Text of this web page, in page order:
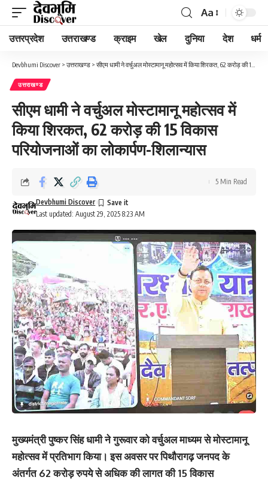
Font
Resizer
Aa
उत्तरप्रदेश उत्तराखण्ड क्राइम खेल दुनिया देश धर्म
Devbhumi Discover > उत्तराखण्ड > सीएम धामी ने वर्चुअल मोस्टामानू महोत्सव में किया शिरकत, 62 करोड़ की 15 विकास परियोजनाओं का लोकार्पण-शिलान्यास
उत्तराखण्ड
सीएम धामी ने वर्चुअल मोस्टामानू महोत्सव में
किया शिरकत, 62 करोड़ की 15 विकास
परियोजनाओं का लोकार्पण-शिलान्यास
Last updated: August 29, 2025 8:23 AM
Devbhumi Discover
5 Min Read
मुख्यमंत्री पुष्कर सिंह धामी ने गुरूवार को वर्चुअल माध्यम से मोस्टामानू
महोत्सव में प्रतिभाग किया। इस अवसर पर पिथौरागढ़ जनपद के
अंतर्गत 62 करोड़ रुपये से अधिक की लागत की 15 विकास